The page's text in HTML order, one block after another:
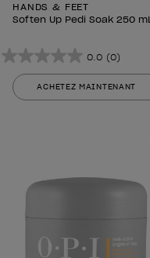
HANDS & FEET
Soften Up Pedi Soak 250
0.0 (0)
0.0
sur
5
ACHETEZ MAINTENANT